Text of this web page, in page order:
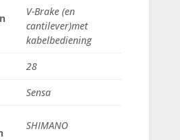
V-Brake (en
cantilever)met
kabelbediening
28
Sensa
SHIMANO